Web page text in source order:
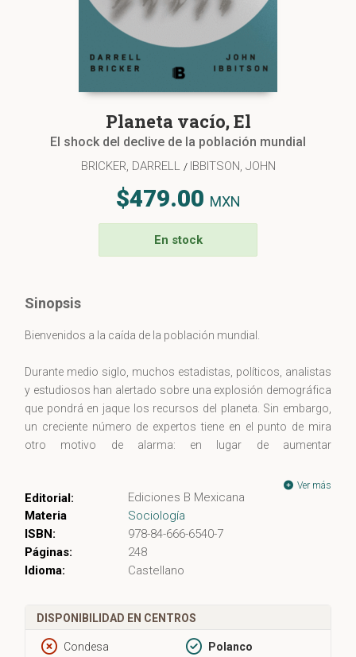
Planeta vacío, El
El shock del declive de la población mundial
BRICKER, DARRELL / IBBITSON, JOHN
$479.00 MXN
En stock
Sinopsis
Bienvenidos a la caída de la población mundial.
Durante medio siglo, muchos estadistas, políticos, analistas
y estudiosos han alertado sobre una explosión demográfica
que pondrá en jaque los recursos del planeta. Sin embargo,
un creciente número de expertos tiene en el punto de mira
otro motivo de alarma: en lugar de aumentar
un fuerte descenso que ya es evidente en muchos lugares.
En El planeta vacío, los autores revelan cómo esta caída de la
población traerá consigo distintos beneficios: el riesgo de
hambrunas disminuirá, la situación medioambiental
mejorará, menos trabajadores exigirán mejores salarios y
Pero no todo son buenas noticias. Ya podemos ver los
Ver más
Editorial:
Ediciones B Mexicana
Materia
Sociología
ISBN:
978-84-666-6540-7
Páginas:
248
Idioma:
Castellano
DISPONIBILIDAD EN CENTROS
Condesa Polanco